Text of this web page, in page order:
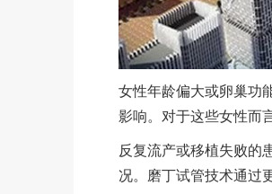
女性年龄偏大或卵巢功
影响。对于这些女性而
反复流产或移植失败的
况。磨丁试管技术通过